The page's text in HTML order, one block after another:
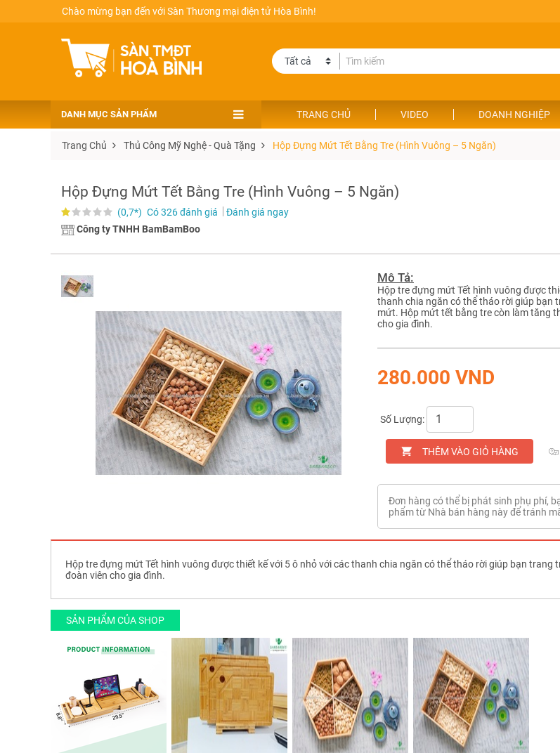
Chào mừng bạn đến với Sàn Thương mại điện tử Hòa Bình!
DANH MỤC SẢN PHẨM TRANG CHỦ VIDEO DOANH NGHIỆP
Trang Chủ Thủ Công Mỹ Nghệ - Quà Tặng Hộp Đựng Mứt Tết Bằng Tre (hình Vuông – 5 Ngăn)
Hộp Đựng Mứt Tết Bằng Tre (hình Vuông – 5 Ngăn)
(0,7*) Có 326 đánh giá
Đánh giá ngay
Công ty TNHH BamBamBoo
Mô Tả:
Hộp tre đựng mứt Tết hình vuông được
thanh chia ngăn có thể tháo rời giúp bạn
mứt. Hộp mứt tết bằng tre còn làm tăng
cho gia đình.
280.000 VND
Số Lượng:
THÊM VÀO GIỎ HÀNG
Đơn hàng có thể bị phát sinh phụ phí,
phẩm từ Nhà bán hàng này để tránh
Hộp tre đựng mứt Tết hình vuông được thiết kế với 5 ô nhỏ với các thanh chia ngăn có thể tháo rời giúp bạn
đoàn viên cho gia đình.
SẢN PHẨM CỦA SHOP